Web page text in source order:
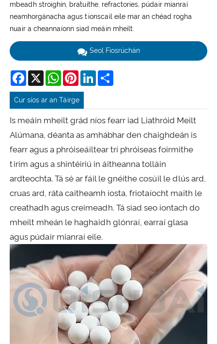
mbeadh stroighin, bratuithe, refractories, púdair mianraí
neamhorgánacha agus tionscail eile mar an chéad rogha
nuair a cheannaíonn siad meáin mheilt.
Seol Fiosrúchán
Facebook
X WhatsAppPinterestLinkedIn
Cur síos ar an Táirge
Is meáin mheilt grád níos fearr iad Liathróid Meilt
Alúmana, déanta as amhábhar den chaighdeán is
fearr agus a phróiseáiltear trí phróiseas foirmithe
tirim agus a shintéiriú in áitheanna tolláin
ardteochta. Tá sé ar fáil le gnéithe cosúil le dlús ard,
cruas ard, ráta caitheamh íosta, friotaíocht maith le
creathadh agus creimeadh. Tá siad seo iontach do
mheilt mheán le haghaidh glónraí, earraí glasa
agus púdair mianraí eile.